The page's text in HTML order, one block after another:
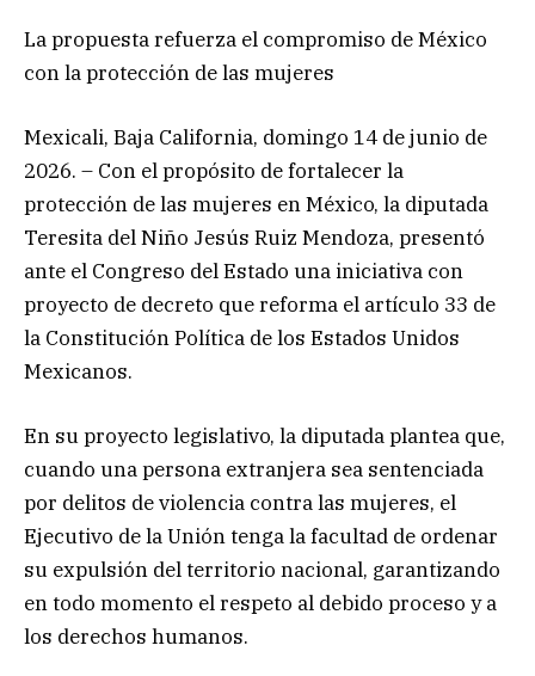
La propuesta refuerza el compromiso de México
con la protección de las mujeres
Mexicali, Baja California, domingo 14 de junio de
2026. – Con el propósito de fortalecer la
protección de las mujeres en México, la diputada
Teresita del Niño Jesús Ruiz Mendoza, presentó
ante el Congreso del Estado una iniciativa con
proyecto de decreto que reforma el artículo 33 de
la Constitución Política de los Estados Unidos
Mexicanos.
En su proyecto legislativo, la diputada plantea que,
cuando una persona extranjera sea sentenciada
por delitos de violencia contra las mujeres, el
Ejecutivo de la Unión tenga la facultad de ordenar
su expulsión del territorio nacional, garantizando
en todo momento el respeto al debido proceso y a
los derechos humanos.